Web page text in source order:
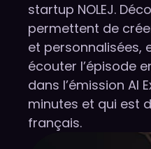
startup NOLEJ.
permettent de
et personnalisées,
écouter l’épisode
dans l’émission AI
minutes et qui est
français.